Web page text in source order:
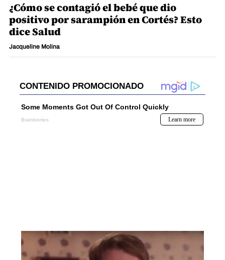
¿Cómo se contagió el bebé que dio
positivo por sarampión en Cortés? Esto
dice Salud
Jacqueline Molina